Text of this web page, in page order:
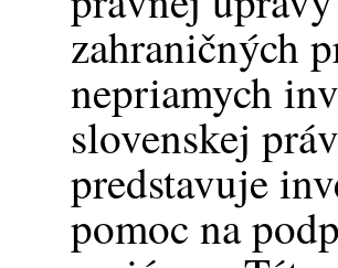
zahraničných
nepriamych
slovenskej
predstavuje
pomoc na